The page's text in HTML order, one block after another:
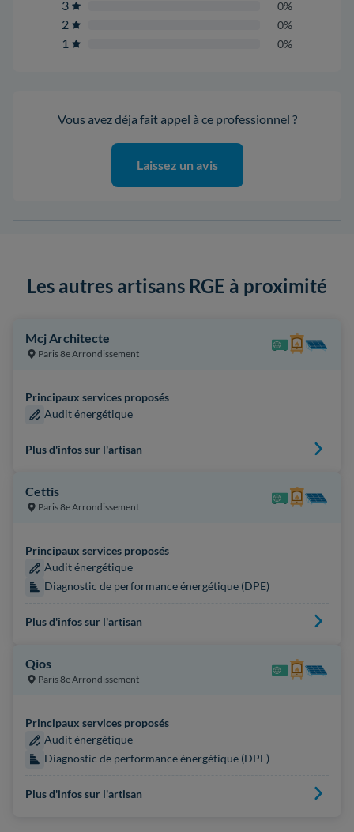
3 0%
2 0%
1 0%
Vous avez déja fait appel à ce professionnel ?
Laissez un avis
Les autres artisans RGE à proximité
Mcj Architecte
Paris 8e Arrondissement
Principaux services proposés
Audit énergétique
Plus d'infos sur l'artisan
Cettis
Paris 8e Arrondissement
Principaux services proposés
Audit énergétique
Diagnostic de performance énergétique (DPE)
Plus d'infos sur l'artisan
Qios
Paris 8e Arrondissement
Principaux services proposés
Audit énergétique
Diagnostic de performance énergétique (DPE)
Plus d'infos sur l'artisan